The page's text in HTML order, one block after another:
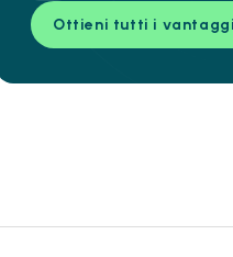
Ottieni tutti i